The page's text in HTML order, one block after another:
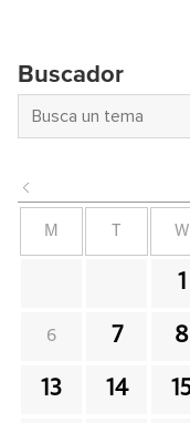
Buscador
M W
1
6 7 8
13 14